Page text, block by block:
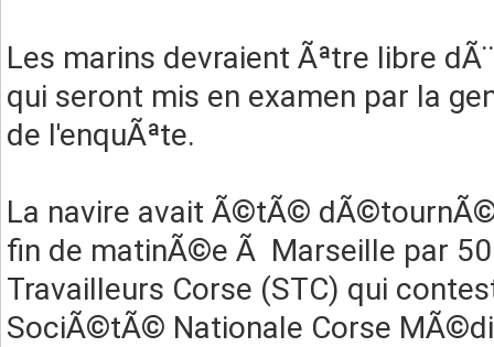
Les marins devraient Ãªtre libre
qui seront mis en examen par la
de l'enquÃªte.
La navire avait Ã©tÃ©
fin de matinÃ©e Ã Marseille par
Travailleurs Corse (STC) qui
SociÃ©tÃ© Nationale Corse